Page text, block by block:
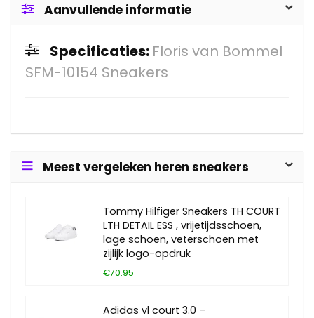
Aanvullende informatie
Specificaties: Floris van Bommel
SFM-10154 Sneakers
Meest vergeleken heren sneakers
Tommy Hilfiger Sneakers TH COURT
LTH DETAIL ESS , vrijetijdsschoen,
lage schoen, veterschoen met
zijlijk logo-opdruk
€70.95
Adidas vl court 3.0 –